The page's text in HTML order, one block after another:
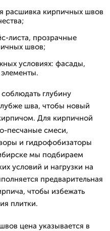
расшивка кирпичных швов
листа, прозрачные
швов;
условиях: фасады,
глубину
шва, чтобы новый
Для кирпичной
песчаные смеси,
и гидрофобизаторы
мы подбираем
условий и нагрузки на
предварительная
чтобы избежать
плитки.
цена указывается в